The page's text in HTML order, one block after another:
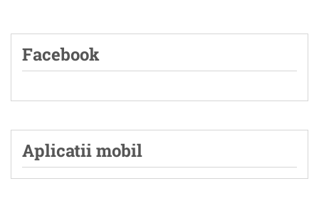
Facebook
Aplicatii mobil